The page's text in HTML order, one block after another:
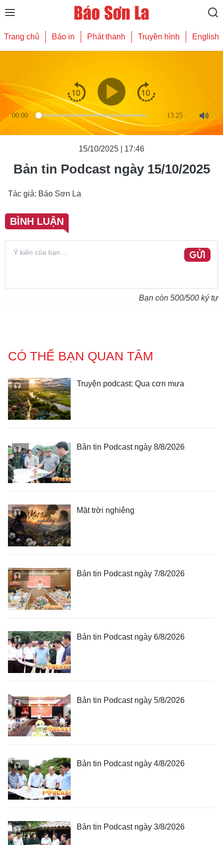
Trang chủ Báo in Phát thanh Truyền hình English
00:00 13:25
Mute
15/10/2025 | 17:46
Bản tin Podcast ngày 15/10/2025
Tác giả: Báo Sơn La
BÌNH LUẬN
GỬI
Bạn còn 500/500 ký tự
CÓ THỂ BẠN QUAN TÂM
Truyện podcast: Qua cơn mưa
Bản tin Podcast ngày 8/8/2026
Mặt trời nghiêng
Bản tin Podcast ngày 7/8/2026
Bản tin Podcast ngày 6/8/2026
Bản tin Podcast ngày 5/8/2026
Bản tin Podcast ngày 4/8/2026
Bản tin Podcast ngày 3/8/2026